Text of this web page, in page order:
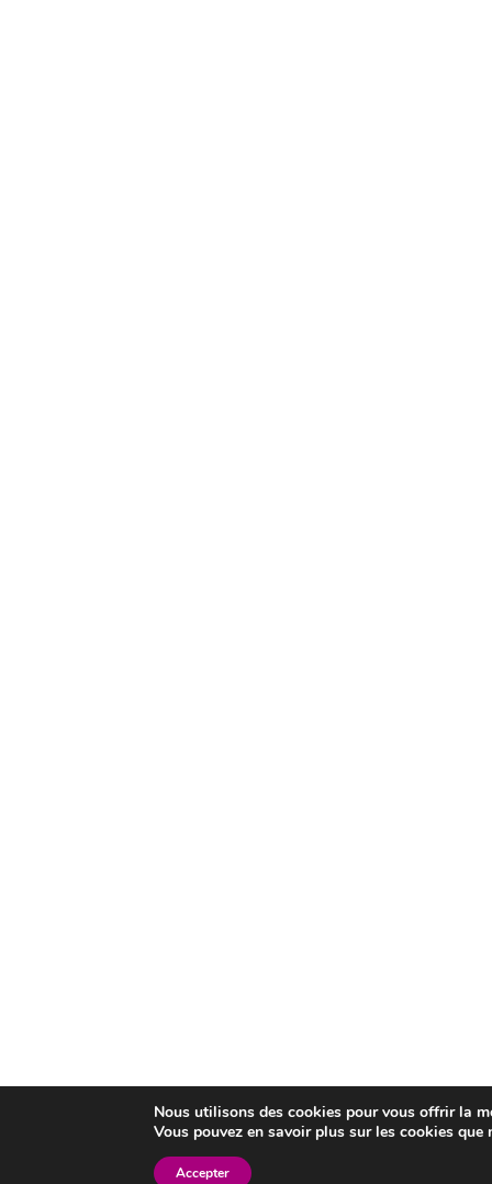
Nous utilisons des cookies pour vous offrir la
Vous pouvez en savoir plus sur les cookies
Accepter